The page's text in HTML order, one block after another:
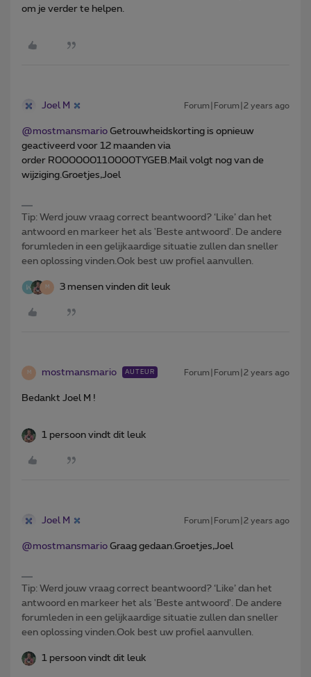
om je verder te helpen.
Joel M Forum|Forum|2 years ago
@mostmansmario Getrouwheidskorting is opnieuw
geactiveerd voor 12 maanden via
order R000000110000TYGEB.Mail volgt nog van de
wijziging.Groetjes,Joel
Tip: Werd jouw vraag correct beantwoord? ‘Like’ dan het
antwoord en markeer het als 'Beste antwoord'. De andere
forumleden in een gelijkaardige situatie zullen dan sneller
een oplossing vinden.Ook best uw profiel aanvullen.
M 3 mensen vinden dit leuk
M mostmansmario AUTEUR Forum|Forum|2 years ago
Bedankt Joel M !
1 persoon vindt dit leuk
Joel M Forum|Forum|2 years ago
@mostmansmario Graag gedaan.Groetjes,Joel
Tip: Werd jouw vraag correct beantwoord? ‘Like’ dan het
antwoord en markeer het als 'Beste antwoord'. De andere
forumleden in een gelijkaardige situatie zullen dan sneller
een oplossing vinden.Ook best uw profiel aanvullen.
1 persoon vindt dit leuk